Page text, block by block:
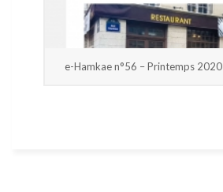
e-Hamkae n°56 – Printemps 2020